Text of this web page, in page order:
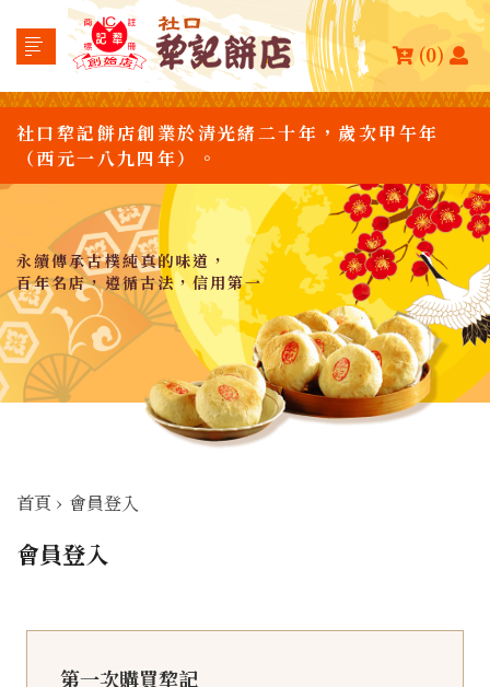
(0)
社口犂記餅店創業於清光緒二十年，歲次甲午年
（西元一八九四年）。
永續傳承古樸純真的味道，
百年名店，遵循古法，信用第一
首頁 › 會員登入
會員登入
第一次購買犂記